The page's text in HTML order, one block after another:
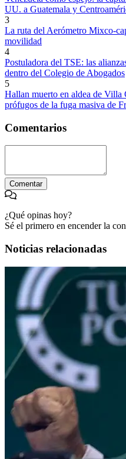
UU. a Guatemala y
3
La ruta del Aerómetro Mixco-
movilidad
4
Postuladora del TSE: las
dentro del Colegio de Abogados
5
Hallan muerto en aldea de Villa
prófugos de la fuga masiva de
Comentarios
Comentar
¿Qué opinas hoy?
Sé el primero en encender la
Noticias relacionadas